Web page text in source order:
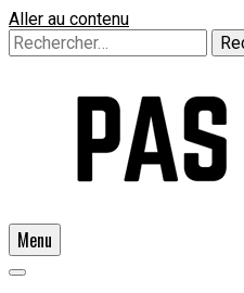
Aller au contenu
Rechercher :
Un guide pour l'homme moderne
Menu